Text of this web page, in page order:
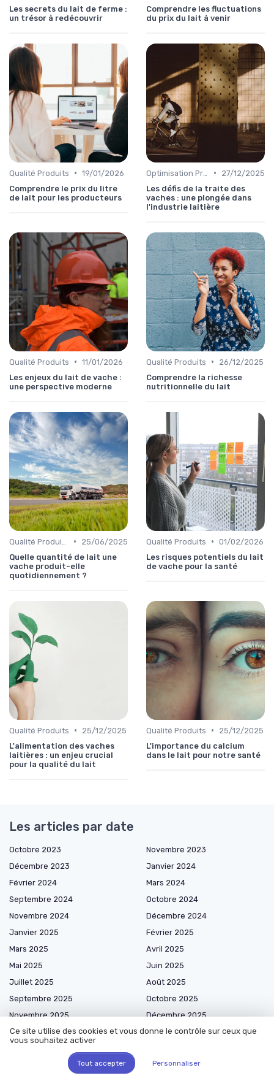
Les secrets du lait de ferme :
un trésor à redécouvrir
Comprendre les fluctuations
du prix du lait à venir
Qualité Produits • 19/01/2026
Comprendre le prix du litre
de lait pour les producteurs
•
27/12/2025
Les défis de la traite des
vaches : une plongée dans
l'industrie laitière
Qualité Produits • 11/01/2026
Les enjeux du lait de vache :
une perspective moderne
Qualité Produits •
26/12/2025
Comprendre la richesse
nutritionnelle du lait
•
25/06/2025
Quelle quantité de lait une
vache produit-elle
quotidiennement ?
Qualité Produits • 01/02/2026
Les risques potentiels du lait
de vache pour la santé
Qualité Produits •
25/12/2025
L'alimentation des vaches
laitières : un enjeu crucial
pour la qualité du lait
Qualité Produits •
25/12/2025
L'importance du calcium
dans le lait pour notre santé
Les articles par date
Octobre 2023
Novembre 2023
Décembre 2023
Janvier 2024
Février 2024
Mars 2024
Septembre 2024
Octobre 2024
Novembre 2024
Décembre 2024
Janvier 2025
Février 2025
Mars 2025
Avril 2025
Mai 2025
Juin 2025
Juillet 2025
Août 2025
Septembre 2025
Octobre 2025
Novembre 2025
Décembre 2025
Janvier 2026
Février 2026
Juin 2026
Ce site utilise des cookies et vous donne le contrôle sur ceux que
vous souhaitez activer
Tout accepter Personnaliser